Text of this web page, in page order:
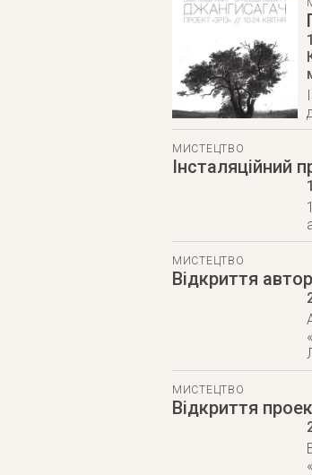
МИСТЕЦТВО
Інсталяційний
МИСТЕЦТВО
Відкриття
МИСТЕЦТВО
Відкриття